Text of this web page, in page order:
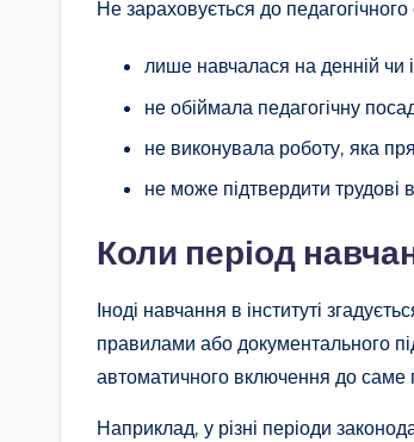
Не зараховується до
лише навчалася на денній чи
не обіймала педагогічну
не виконувала роботу, яка
не може підтвердити трудові
Коли період
Іноді навчання в інституті
правилами або документального
автоматичного включення до саме
Наприклад, у різні періоди